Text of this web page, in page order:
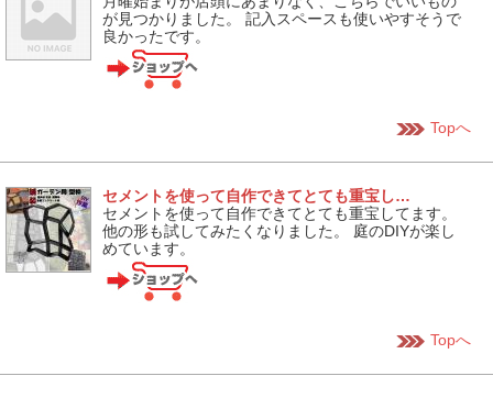
が見つかりました。 記入スペースも使いやすそうで
良かったです。
Topへ
セメントを使って自作できてとても重宝し…
セメントを使って自作できてとても重宝してます。
他の形も試してみたくなりました。 庭のDIYが楽し
めています。
Topへ